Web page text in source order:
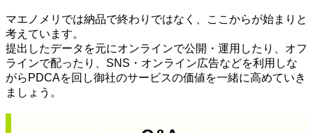
マエノメリでは納品で終わりではなく、ここからが始まりと
考えています。
提出したデータを元にオンラインで公開・運用したり、オフ
ラインで配ったり、SNS・オンライン広告などを利用しな
がらPDCAを回し御社のサービスの価値を一緒に高めていき
ましょう。